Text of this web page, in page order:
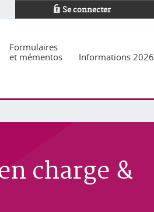
Se connecter
Formulaires
et mémentos
Informations 2026
charge &